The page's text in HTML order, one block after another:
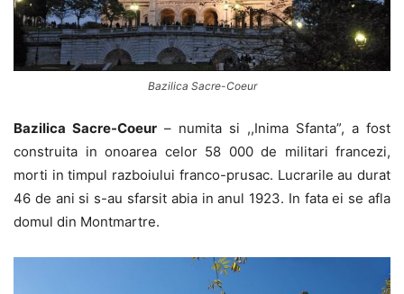
Bazilica Sacre-Coeur
Bazilica Sacre-Coeur – numita si ,,Inima Sfanta”, a fost
construita in onoarea celor 58 000 de militari francezi,
morti in timpul razboiului franco-prusac. Lucrarile au durat
46 de ani si s-au sfarsit abia in anul 1923. In fata ei se afla
domul din Montmartre.